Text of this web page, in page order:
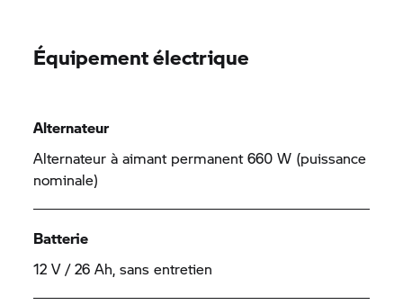
Équipement électrique
Alternateur
Alternateur à aimant permanent 660 W (puissance
nominale)
Batterie
12 V / 26 Ah, sans entretien